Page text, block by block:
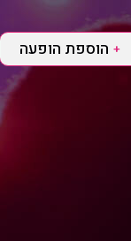
+ הוספת הופעה